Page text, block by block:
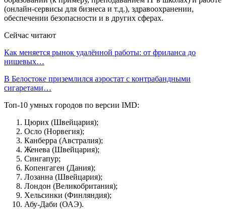
(онлайн-сервисы для бизнеса и т.д.), здравоохранении,
обеспечении безопасности и в других сферах.
Сейчас читают
Как меняется рынок удалённой работы: от фриланса до
нишевых…
В Белостоке приземлился аэростат с контрабандными
сигаретами…
Топ-10 умных городов по версии IMD:
Цюрих (Швейцария);
Осло (Норвегия);
Канберра (Австралия);
Женева (Швейцария);
Сингапур;
Копенгаген (Дания);
Лозанна (Швейцария);
Лондон (Великобритания);
Хельсинки (Финляндия);
Абу-Даби (ОАЭ).